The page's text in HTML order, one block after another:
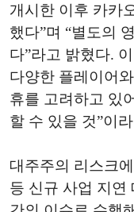
개시한 이후 카카
했다”며 “별도의
다”라고 밝혔다.
다양한 플레이어
휴를 고려하고 있
할 수 있을 것”이
대주주의 리스크
등 신규 사업 지연